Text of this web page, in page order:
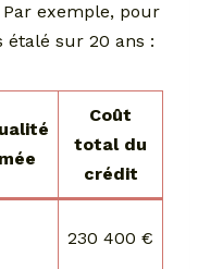
exemple, pour
sur 20 ans :
Coût
total du
crédit
230 400 €